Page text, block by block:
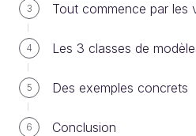
3 Tout commence par les
4 Les 3 classes de
5 Des exemples concrets
6 Conclusion
Get free access to all the
(quizzes, videos, unlimited
creating an account.
Dans ce chapitre, vous allez